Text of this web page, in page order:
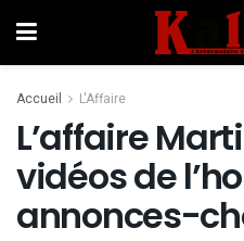
Accueil L'Affaire
L’affaire
vidéos de
annonces-